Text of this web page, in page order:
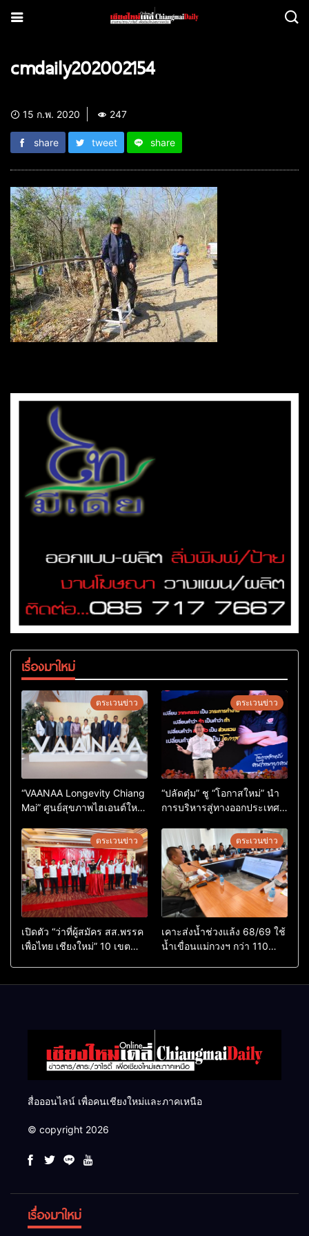
cmdaily202002154
15 ก.พ. 2020 247
share tweet share
เรื่องมาใหม่
ตระเวนข่าว
“VAANAA Longevity Chiang
Mai” ศูนย์สุขภาพไฮเอนต์ใหญ่
ตระเวนข่าว
“ปลัดตุ๋ม” ชู “โอกาสใหม่” นำ
การบริหารสู่ทางออกประเทศ
ตระเวนข่าว
เปิดตัว “ว่าที่ผู้สมัคร สส.พรรค
เพื่อไทย เชียงใหม่” 10 เขต
ตระเวนข่าว
เคาะส่งน้ำช่วงแล้ง 68/69 ใช้
น้ำเขื่อนแม่กวงฯ กว่า 110
สื่อออนไลน์ เพื่อคนเชียงใหม่และภาคเหนือ
© copyright 2026
เรื่องมาใหม่